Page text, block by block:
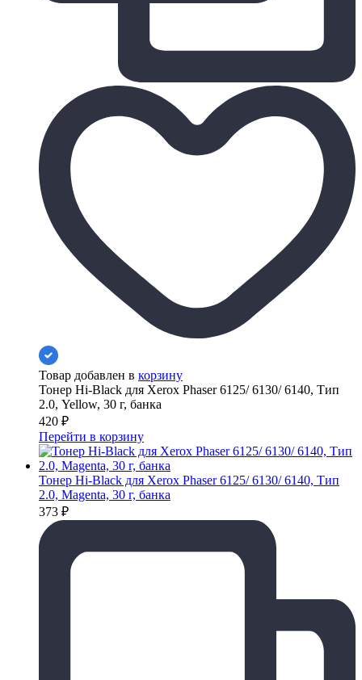
Товар добавлен в корзину
Тонер Hi-Black для Xerox Phaser 6125/ 6130/ 6140, Тип
2.0, Yellow, 30 г, банка
420 ₽
Перейти в корзину
Тонер Hi-Black для Xerox Phaser 6125/ 6130/ 6140, Тип
2.0, Magenta, 30 г, банка
373 ₽